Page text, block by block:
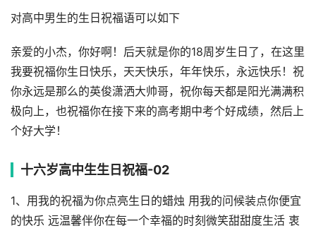
对高中男生的生日祝福语可以如下
亲爱的小杰，你好啊！后天就是你的18周岁生日了，在这里
我要祝福你生日快乐，天天快乐，年年快乐，永远快乐！祝
你永远是那么的英俊潇洒大帅哥，祝你每天都是阳光满满积
极向上，也祝福你在接下来的高考期中考个好成绩，然后上
个好大学！
十六岁高中生生日祝福-02
1、用我的祝福为你点亮生日的蜡烛 用我的问候装点你便宜
的快乐 远温馨伴你在每一个幸福的时刻微笑甜甜度生活 衷